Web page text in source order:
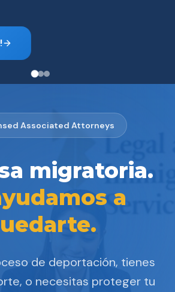
solicitud HOY!
Associated Attorneys
migratoria.
a
de deportación, tienes
o necesitas proteger tu